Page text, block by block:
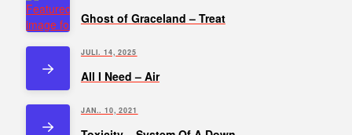
Ghost of Graceland – Treat
JULI. 14, 2025
All I Need – Air
JAN.. 10, 2021